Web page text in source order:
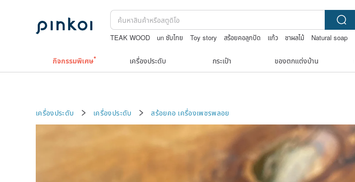
TEAK WOOD un ซับไทย Toy story สร้อยคอลูกปัด แก้ว ชาผลไม้
Natural soap
กิจกรรมพิเศษ เครื่องประดับ กระเป๋า ของตกแต่งบ้าน
เครื่องประดับ เครื่องประดับ สร้อยคอ เครื่องเพชรพลอย